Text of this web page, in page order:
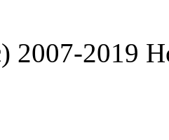
2007-2019